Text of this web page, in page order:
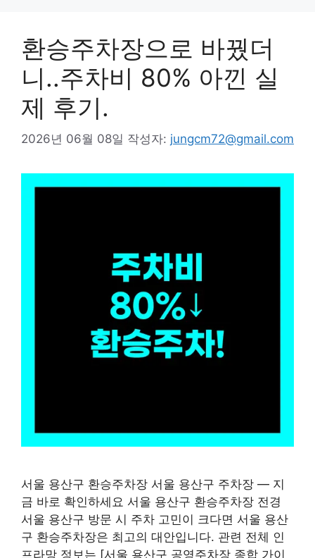
환승주차장으로 바꿨더
니..주차비 80% 아낀 실
제 후기.
2026년 06월 08일 작성자: jungcm72@gmail.com
서울 용산구 환승주차장 서울 용산구 주차장 — 지
금 바로 확인하세요 서울 용산구 환승주차장 전경
서울 용산구 방문 시 주차 고민이 크다면 서울 용산
구 환승주차장은 최고의 대안입니다. 관련 전체 인
프라망 정보는 [서울 용산구 공영주차장 종합 가이